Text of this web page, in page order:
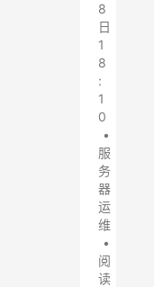
8
日
1
8
:
1
0
•
服
务
器
运
维
•
阅
读